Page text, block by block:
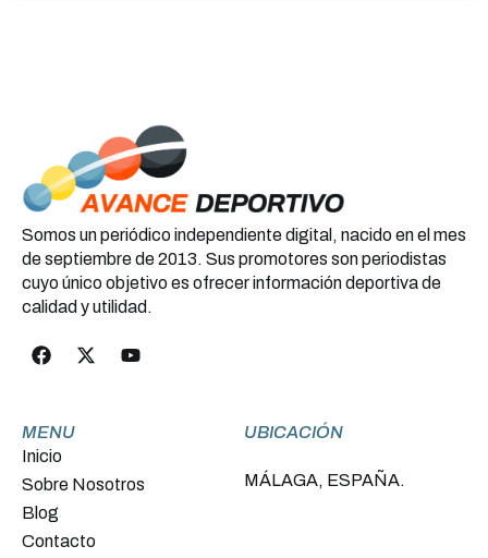
Somos un periódico independiente digital, nacido en el mes
de septiembre de 2013. Sus promotores son periodistas
cuyo único objetivo es ofrecer información deportiva de
calidad y utilidad.
MENU
Inicio
Sobre Nosotros
Blog
Contacto
UBICACIÓN
MÁLAGA, ESPAÑA.